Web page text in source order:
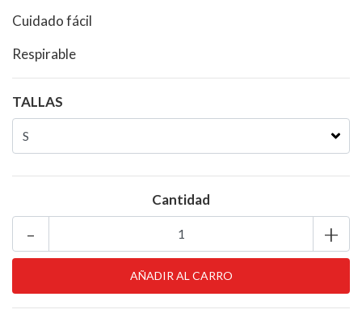
Cuidado fácil
Respirable
TALLAS
Cantidad
+
-